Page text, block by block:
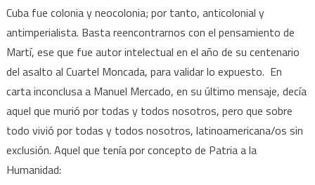
Cuba fue colonia y neocolonia; por tanto, anticolonial y
antimperialista. Basta reencontrarnos con el pensamiento de
Martí, ese que fue autor intelectual en el año de su centenario
del asalto al Cuartel Moncada, para validar lo expuesto. En
carta inconclusa a Manuel Mercado, en su último mensaje, decía
aquel que murió por todas y todos nosotros, pero que sobre
todo vivió por todas y todos nosotros, latinoamericana/os sin
exclusión. Aquel que tenía por concepto de Patria a la
Humanidad: